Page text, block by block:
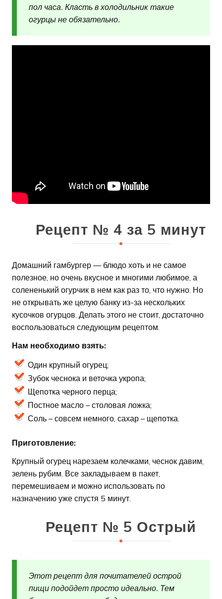
пол часа. Класть в холодильник такие
огурцы не обязательно.
Рецепт № 4 за 5 минут
Домашний гамбургер — блюдо хоть и не самое
полезное, но очень вкусное и многими любимое, а
солененький огурчик в нем как раз то, что нужно. Но
не открывать же целую банку из-за нескольких
кусочков огурцов. Делать этого не стоит, достаточно
воспользоваться следующим рецептом.
Нам необходимо взять:
Один крупный огурец;
Зубок чеснока и веточка укропа;
Щепотка черного перца;
Постное масло – столовая ложка;
Соль – совсем немного, сахар – щепотка.
Приготовление:
Крупный огурец нарезаем колечками, чеснок давим,
зелень рубим. Все закладываем в пакет,
перемешиваем и можно использовать по
назначению уже спустя 5 минут.
Рецепт № 5 Острый
Этот рецепт для почитателей острой
пищи подойдет просто идеально. Тем